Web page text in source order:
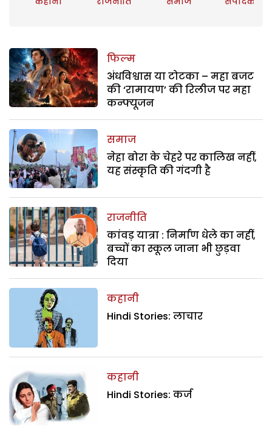
फिल्म
अंधविश्वास या टोटका – महा बजट
की ‘रामायण’ की रिलीज पर महा
कन्फ्यूजन
समाज
नेहा बोरा के चेहरे पर कालिख नहीं,
यह संस्कृति की गंदगी है
राजनीति
कांवड़ यात्रा : निर्माण धेले का नहीं,
बच्चों का स्कूल जाना भी छुड़वा
दिया
कहानी
Hindi Stories: लाचार
कहानी
Hindi Stories: कर्ज